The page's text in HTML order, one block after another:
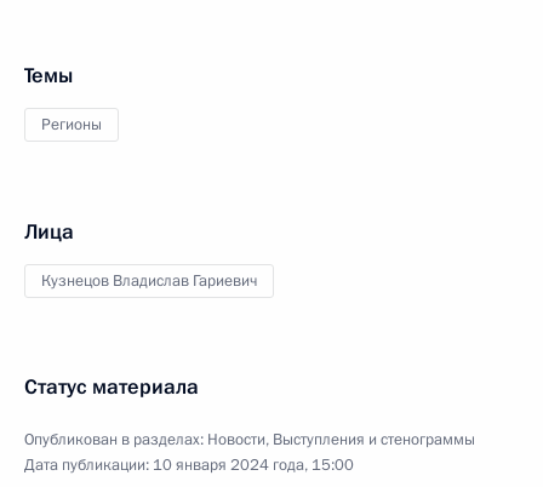
Темы
Регионы
Лица
Кузнецов Владислав Гариевич
Статус материала
Опубликован в разделах: Новости, Выступления и стенограммы
Дата публикации: 10 января 2024 года, 15:00